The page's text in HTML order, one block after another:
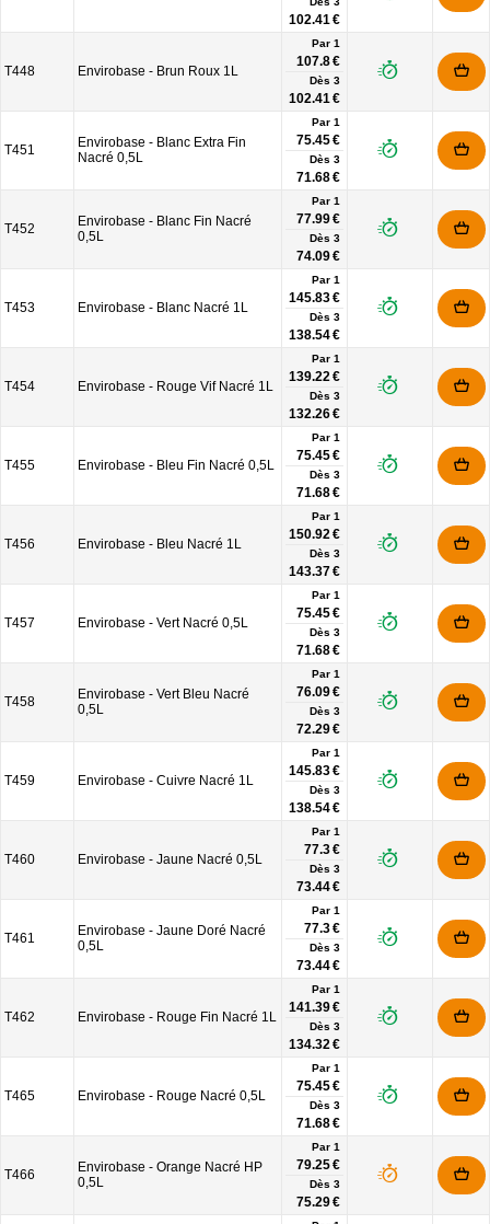
102.41 €
T448 Envirobase - Brun Roux 1L
Par 1
107.8 €
Dès 3
102.41 €
T451
Envirobase - Blanc Extra Fin
Nacré 0,5L
Par 1
75.45 €
Dès 3
71.68 €
T452
Envirobase - Blanc Fin Nacré
0,5L
Par 1
77.99 €
Dès 3
74.09 €
T453 Envirobase - Blanc Nacré 1L
Par 1
145.83 €
Dès 3
138.54 €
T454 Envirobase - Rouge Vif Nacré 1L
Par 1
139.22 €
Dès 3
132.26 €
T455 Envirobase - Bleu Fin Nacré 0,5L
Par 1
75.45 €
Dès 3
71.68 €
T456 Envirobase - Bleu Nacré 1L
Par 1
150.92 €
Dès 3
143.37 €
T457 Envirobase - Vert Nacré 0,5L
Par 1
75.45 €
Dès 3
71.68 €
T458
Envirobase - Vert Bleu Nacré
0,5L
Par 1
76.09 €
Dès 3
72.29 €
T459 Envirobase - Cuivre Nacré 1L
Par 1
145.83 €
Dès 3
138.54 €
T460 Envirobase - Jaune Nacré 0,5L
Par 1
77.3 €
Dès 3
73.44 €
T461
Envirobase - Jaune Doré Nacré
0,5L
Par 1
77.3 €
Dès 3
73.44 €
T462 Envirobase - Rouge Fin Nacré 1L
Par 1
141.39 €
Dès 3
134.32 €
T465 Envirobase - Rouge Nacré 0,5L
Par 1
75.45 €
Dès 3
71.68 €
T466
Envirobase - Orange Nacré HP
0,5L
Par 1
79.25 €
Dès 3
75.29 €